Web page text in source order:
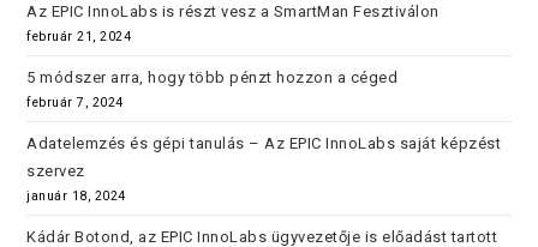
Az EPIC InnoLabs is részt vesz a SmartMan Fesztiválon
február 21, 2024
5 módszer arra, hogy több pénzt hozzon a céged
február 7, 2024
Adatelemzés és gépi tanulás – Az EPIC InnoLabs saját képzést
szervez
január 18, 2024
Kádár Botond, az EPIC InnoLabs ügyvezetője is előadást tartott